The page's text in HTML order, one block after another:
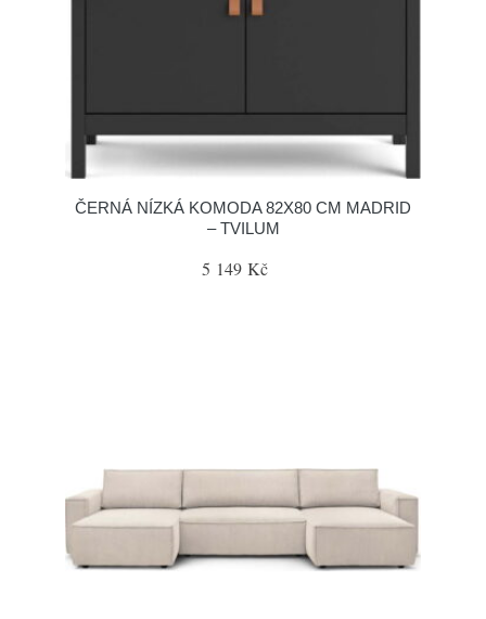
ČERNÁ NÍZKÁ KOMODA 82X80 CM MADRID
– TVILUM
5 149 Kč